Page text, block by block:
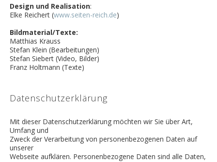
Design und Realisation:
Elke Reichert (www.seiten-reich.de)
Bildmaterial/Texte:
Matthias Krauss
Stefan Klein (Bearbeitungen)
Stefan Siebert (Video, Bilder)
Franz Holtmann (Texte)
Datenschutzerklärung
Mit dieser Datenschutzerklärung möchten wir Sie über Art,
Umfang und
Zweck der Verarbeitung von personenbezogenen Daten auf
unserer
Webseite aufklären. Personenbezogene Daten sind alle Daten,